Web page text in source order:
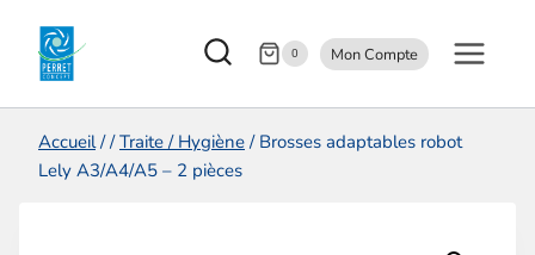
0 Mon Compte
Accueil / / Traite / Hygiène / Brosses adaptables robot
Lely A3/A4/A5 – 2 pièces